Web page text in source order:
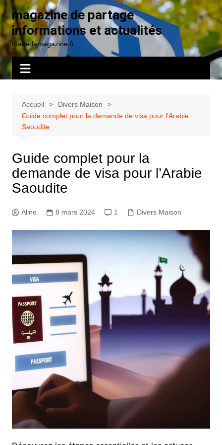
Aller
au
contenu
magazine de partage
informations et actualités
makedamagazine.fr
Accueil
Divers Maison
Guide complet pour la demande de visa pour l’Arabie
Saoudite
Guide complet pour la
demande de visa pour l’Arabie
Saoudite
Aline 8 mars 2024 1 Divers Maison